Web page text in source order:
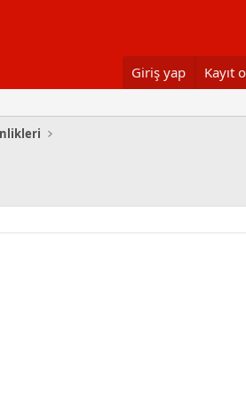
Giriş yap Kayıt